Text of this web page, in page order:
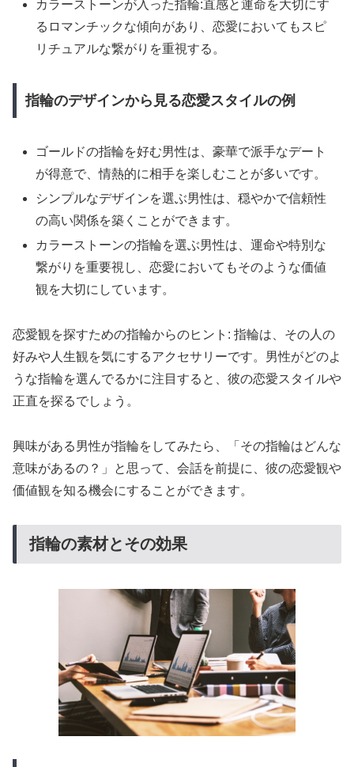
カラーストーンが入った指輪:直感と運命を大切にす
るロマンチックな傾向があり、恋愛においてもスピ
リチュアルな繋がりを重視する。
指輪のデザインから見る恋愛スタイルの例
ゴールドの指輪を好む男性は、豪華で派手なデート
が得意で、情熱的に相手を楽しむことが多いです。
シンプルなデザインを選ぶ男性は、穏やかで信頼性
の高い関係を築くことができます。
カラーストーンの指輪を選ぶ男性は、運命や特別な
繋がりを重要視し、恋愛においてもそのような価値
観を大切にしています。
恋愛観を探すための指輪からのヒント: 指輪は、その人の
好みや人生観を気にするアクセサリーです。男性がどのよ
うな指輪を選んでるかに注目すると、彼の恋愛スタイルや
正直を探るでしょう。
興味がある男性が指輪をしてみたら、「その指輪はどんな
意味があるの？」と思って、会話を前提に、彼の恋愛観や
価値観を知る機会にすることができます。
指輪の素材とその効果